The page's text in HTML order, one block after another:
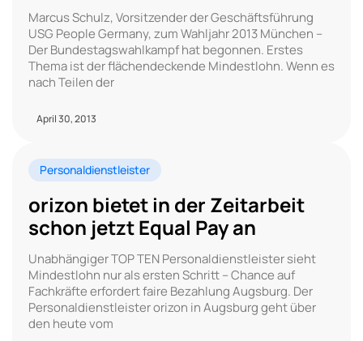
Marcus Schulz, Vorsitzender der Geschäftsführung
USG People Germany, zum Wahljahr 2013 München –
Der Bundestagswahlkampf hat begonnen. Erstes
Thema ist der flächendeckende Mindestlohn. Wenn es
nach Teilen der
April 30, 2013
Personaldienstleister
orizon bietet in der Zeitarbeit
schon jetzt Equal Pay an
Unabhängiger TOP TEN Personaldienstleister sieht
Mindestlohn nur als ersten Schritt – Chance auf
Fachkräfte erfordert faire Bezahlung Augsburg. Der
Personaldienstleister orizon in Augsburg geht über
den heute vom